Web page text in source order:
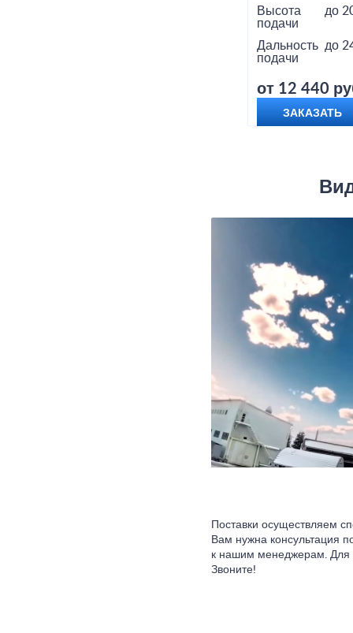
Высота
подачи
до
Дальность
подачи
до
от 12 440
ЗАКАЗАТЬ
Поставки осуществляем
Вам нужна консультация
к нашим менеджерам. Для
Звоните!